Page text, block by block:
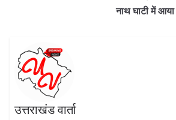
p
नाथ घाटी में
उत्तराखंड वार्ता